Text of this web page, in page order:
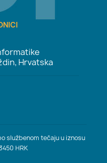
Hrvatska
službenom tečaju u iznosu
HRK